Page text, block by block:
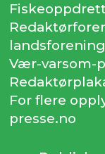
Vær-varsom-
For flere
presse.no